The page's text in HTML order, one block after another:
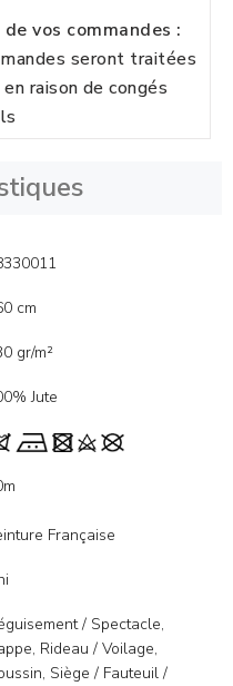
vos commandes :
seront traitées
raison de congés
cm
gr/m²
Jute
Française
/ Spectacle,
Rideau / Voilage,
Siège / Fauteuil /